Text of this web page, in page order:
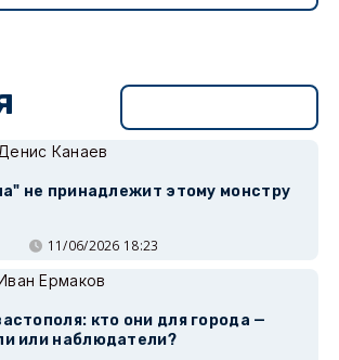
Денис Канаев
не принадлежит этому монстру
11/06/2026 18:23
Ермаков
кто они для города —
или наблюдатели?